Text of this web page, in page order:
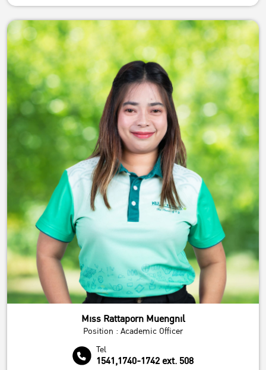
Miss Rattaporn Muengnil
Position : Academic Officer
Tel
1541,1740-1742 ext. 508